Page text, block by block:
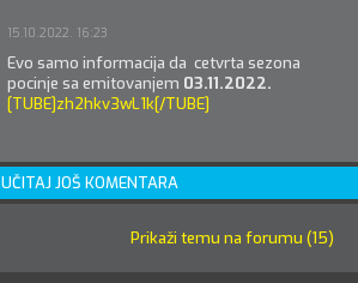
15.10.2022. 16:23
Evo samo informacija da cetvrta sezona
pocinje sa emitovanjem 03.11.2022.
[TUBE]zh2hkv3wL1k[/TUBE]
UČITAJ JOŠ KOMENTARA
Prikaži temu na forumu (15)